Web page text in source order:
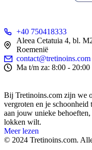
+40 750418333
Aleea Cetatuia 4, bl.
Roemenië
contact@tretinoins.com
Ma t/m za: 8:00 - 20:00
Bij Tretinoins.com zijn we
vergroten en je schoonheid
aan jouw unieke
lokken wilt.
Meer lezen
© 2024 Tretinoins.com.